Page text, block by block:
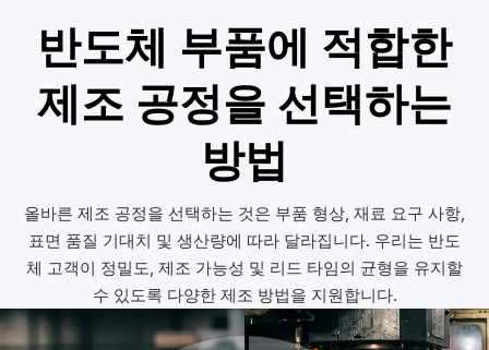
반도체 부품에 적합한
제조 공정을 선택하는
방법
올바른 제조 공정을 선택하는 것은 부품 형상, 재료 요구 사항,
표면 품질 기대치 및 생산량에 따라 달라집니다. 우리는 반도
체 고객이 정밀도, 제조 가능성 및 리드 타임의 균형을 유지할
수 있도록 다양한 제조 방법을 지원합니다.